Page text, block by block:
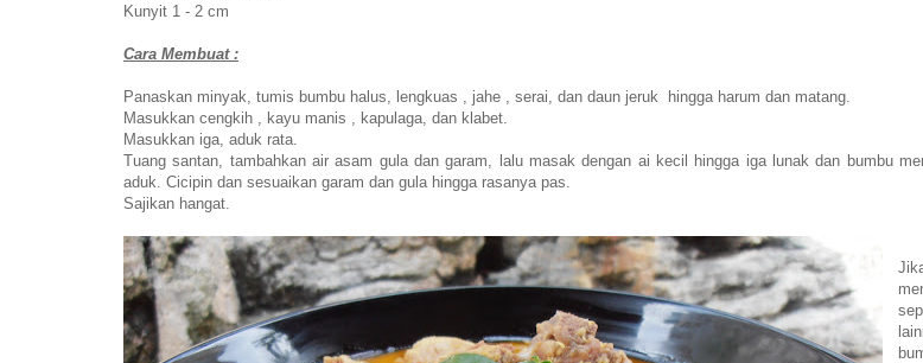
Kunyit 1 - 2 cm
Cara Membuat :
Panaskan minyak, tumis bumbu halus, lengkuas , jahe , serai, dan daun jeruk hingga harum dan matang.
Masukkan cengkih , kayu manis , kapulaga, dan klabet.
Masukkan iga, aduk rata.
Tuang santan, tambahkan air asam gula dan garam, lalu masak dengan ai kecil hingga iga lunak dan bumbu
aduk. Cicipin dan sesuaikan garam dan gula hingga rasanya pas.
Sajikan hangat.